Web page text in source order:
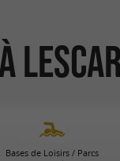
Lescar
Bases de Loisirs / Parcs